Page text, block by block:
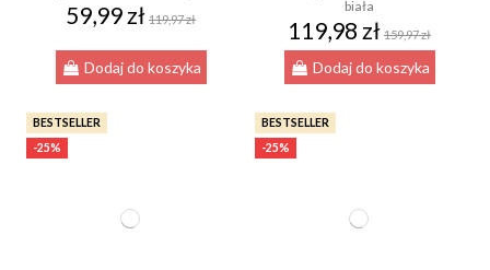
59,99 zł 119,97 zł
Dodaj do koszyka
biała
119,98 zł 159,97 zł
Dodaj do koszyka
BESTSELLER
-25%
BESTSELLER
-25%